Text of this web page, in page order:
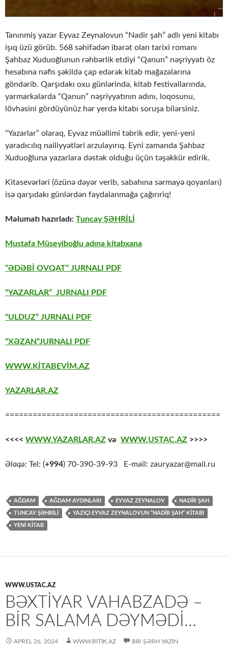
Tanınmiş yazar Eyvaz Zeynalovun “Nadir şah” adlı yeni kitabı
işıq üzü görüb. 568 səhifədən ibarət olan tarixi romanı
Şahbaz Xuduoğlunun rəhbərlik etdiyi “Qanun” nəşriyyatı öz
hesabına nəfis şəkildə çap edərək kitab mağazalarına
göndərib. Qarşıdakı oxu günlərində, kitab festivallarında,
yarmarkalarda “Qanun” nəşriyyatının adını, loqosunu,
lövhəsini gördüyünüz hər yerdə kitabı soruşa bilərsiniz.
“Yazarlar” olaraq, Eyvaz müəllimi təbrik edir, yeni-yeni
yaradıcılıq nailiyyətləri arzulayırıq. Eyni zamanda Şahbaz
Xuduoğluna yazarlara dəstək olduğu üçün təşəkkür edirik.
Kitasevərləri (özünə dəyər verib, sabahına sərmayə qoyanları)
isə qarşıdakı günlərdən faydalanmağa çağırırîq!
Məlumatı hazırladı: Tuncay ŞƏHRİLİ
Mustafa Müseyiboğlu adına kitabxana
“ƏDƏBİ OVQAT” JURNALI PDF
“YAZARLAR” JURNALI PDF
“ULDUZ” JURNALI PDF
“XƏZAN”JURNALI PDF
WWW.KİTABEVİM.AZ
YAZARLAR.AZ
===============================================
<<<< WWW.YAZARLAR.AZ və WWW.USTAC.AZ >>>>
Əlaqə: Tel: (+994) 70-390-39-93 E-mail: zauryazar@mail.ru
AĞDAM AĞDAM AYDINLARI EYVAZ ZEYNALOV NADIR ŞAH
TUNCAY ŞƏHRİLİ YAZIÇI EYVAZ ZEYNALOVUN “NADIR ŞAH” KITABI
YENİ KİTAB
WWW.USTAC.AZ
BƏXTIYAR VAHABZADƏ –
BIR SALAMA DƏYMƏDI…
APREL 26, 2024 WWW.BITIK.AZ BIR ŞƏRH YAZIN